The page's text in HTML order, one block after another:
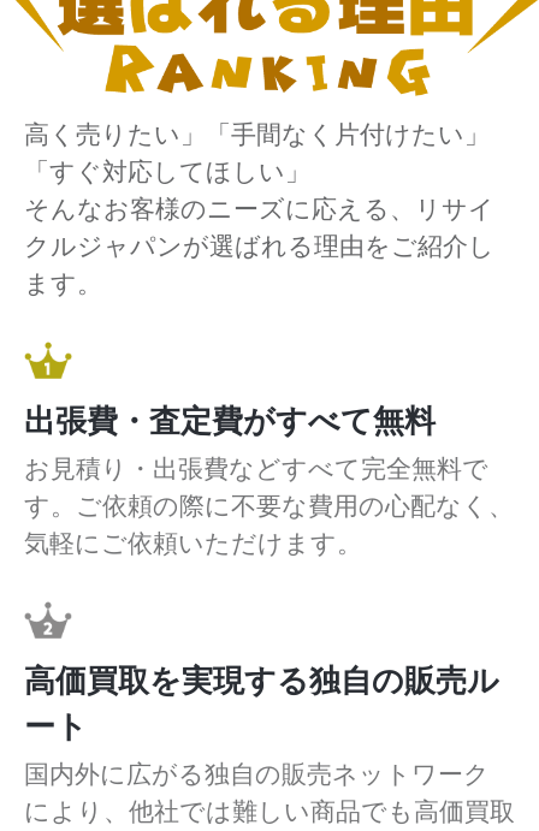
高く売りたい」「手間なく片付けたい」
「すぐ対応してほしい」
そんなお客様のニーズに応える、リサイ
クルジャパンが選ばれる理由をご紹介し
ます。
出張費・査定費がすべて無料
お見積り・出張費などすべて完全無料で
す。ご依頼の際に不要な費用の心配なく、
気軽にご依頼いただけます。
高価買取を実現する独自の販売ル
ート
国内外に広がる独自の販売ネットワーク
により、他社では難しい商品でも高価買取